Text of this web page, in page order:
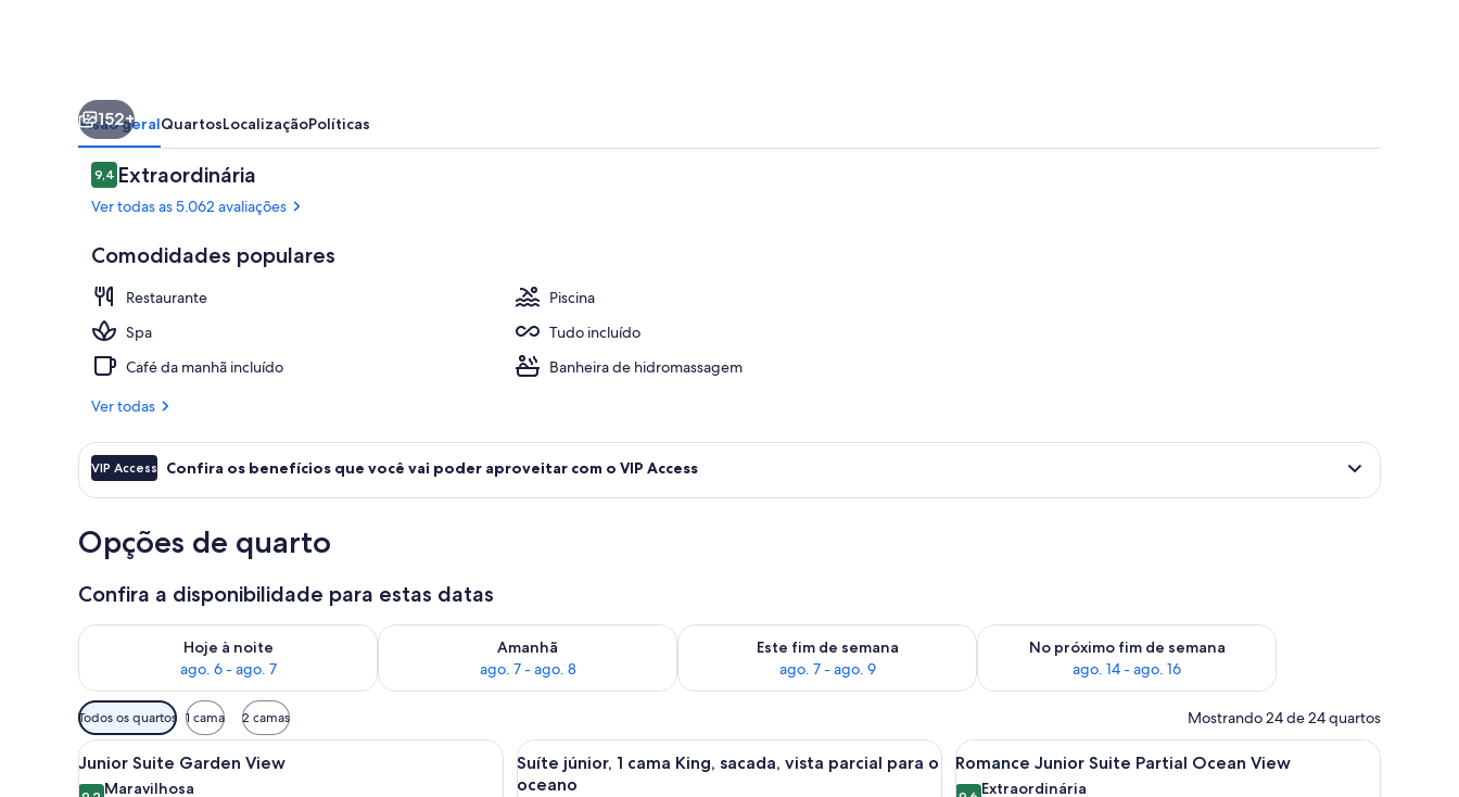
152+
Visão geralQuartosLocalizaçãoPolíticas
Avaliações
9,49,4 de 10
Extraordinária
Ver todas as 5.062 avaliações
Comodidades populares
Restaurante
Piscina
Spa
Tudo incluído
Café da manhã incluído
Banheira de hidromassagem
Ver todas
VIP Access Confira os benefícios que você vai poder aproveitar com o VIP Access
Opções de quarto
Confira a disponibilidade para estas datas
Hoje à noite
ago. 6 - ago. 7
Verifica a disponibilidade para esta noite, ago. 6 - ago. 7
Amanhã
ago. 7 - ago. 8
Verifica a disponibilidade para amanhã, ago. 7 - ago. 8
Este fim de semana
ago. 7 - ago. 9
Verifica a disponibilidade para este fim de semana, ago. 7 - ago. 9
No próximo fim de semana
ago. 14 - ago. 16
Verifica a disponibilidade para o próximo fim de semana,
Filtros
disponíveis
para
os
Todos os quartos 1 cama 2 camas Mostrando 24 de 24 quartos
Carrega
todas
Quarto de hotel moderno com uma cama grande, uma escrivaninha, um sofá, uma mesa redonda e uma banheira.
5
Junior Suite Garden View
Maravilhosa
Carrega
todas
Quarto de hotel moderno com uma cama grande, uma escrivaninha, um banco, área de refeições e vista para o
4
Suíte júnior, 1 cama King, sacada, vista parcial para o
oceano
Carrega
todas
Quarto de hotel moderno com uma cama
4
Romance Junior Suite Partial Ocean View
Extraordinária